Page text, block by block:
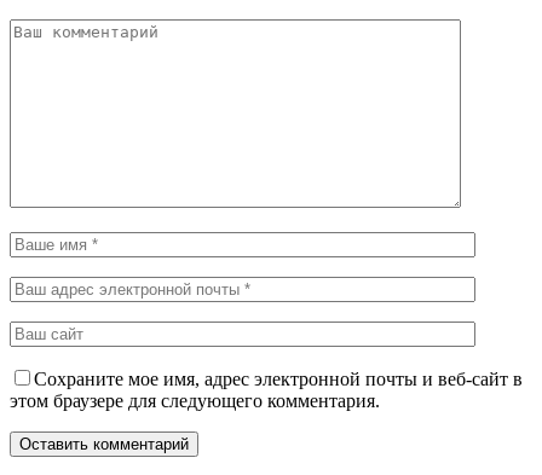
Сохраните мое имя, адрес электронной почты и веб-сайт в
этом браузере для следующего комментария.